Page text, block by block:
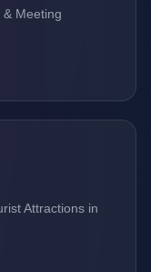
& Meeting
Attractions in